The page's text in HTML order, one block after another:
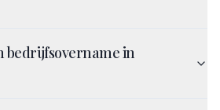
bedrijfsovername in